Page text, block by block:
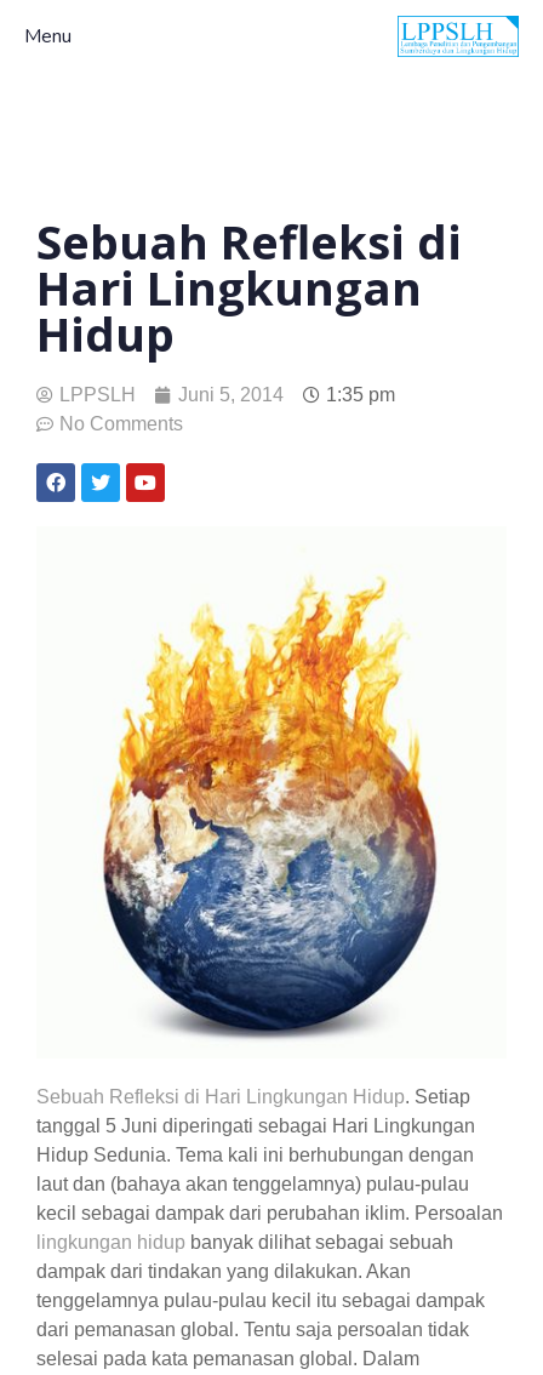
Menu
Sebuah Refleksi di
Hari Lingkungan
Hidup
LPPSLH Juni 5, 2014
1:35 pm
No Comments
Sebuah Refleksi di Hari Lingkungan Hidup. Setiap
tanggal 5 Juni diperingati sebagai Hari Lingkungan
Hidup Sedunia. Tema kali ini berhubungan dengan
laut dan (bahaya akan tenggelamnya) pulau-pulau
kecil sebagai dampak dari perubahan iklim. Persoalan
lingkungan hidup banyak dilihat sebagai sebuah
dampak dari tindakan yang dilakukan. Akan
tenggelamnya pulau-pulau kecil itu sebagai dampak
dari pemanasan global. Tentu saja persoalan tidak
selesai pada kata pemanasan global. Dalam